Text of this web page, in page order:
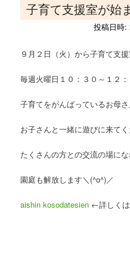
子育て支援室が始
投稿日時:
９月２日（火）から子育て支
毎週火曜日１０：３０～１２：
子育てをがんばっているお母さ
お子さんと一緒に遊びに来て
たくさんの方との交流の場に
園庭も解放します＼(^o^)／
aishin kosodatesien ←詳しくは